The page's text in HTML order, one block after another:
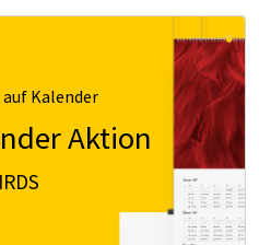
Kalender
Aktion